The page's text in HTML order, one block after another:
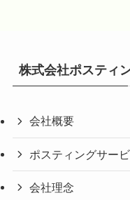
株式会社ポスティ
会社概要
ポスティングサー
会社理念